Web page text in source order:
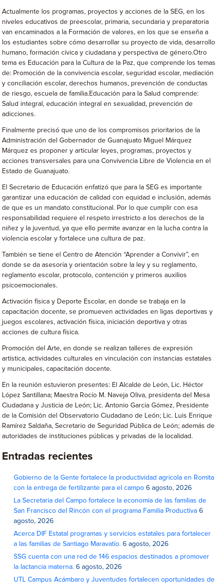
Actualmente los programas, proyectos y acciones de la SEG, en los
niveles educativos de preescolar, primaria, secundaria y preparatoria
van encaminados a la Formación de valores, en los que se enseña a
los estudiantes sobre cómo desarrollar su proyecto de vida, desarrollo
humano, formación cívica y ciudadana y perspectiva de género.Otro
tema es Educación para la Cultura de la Paz, que comprende los temas
de: Promoción de la convivencia escolar, seguridad escolar, mediación
y conciliación escolar, derechos humanos, prevención de conductas
de riesgo, escuela de familia.Educación para la Salud comprende:
Salud integral, educación integral en sexualidad, prevención de
adicciones.
Finalmente precisó que uno de los compromisos prioritarios de la
Administración del Gobernador de Guanajuato Miguel Márquez
Márquez es proponer y articular leyes, programas, proyectos y
acciones transversales para una Convivencia Libre de Violencia en el
Estado de Guanajuato.
El Secretario de Educación enfatizó que para la SEG es importante
garantizar una educación de calidad con equidad e inclusión, además
de que es un mandato constitucional. Por lo que cumplir con esa
responsabilidad requiere el respeto irrestricto a los derechos de la
niñez y la juventud, ya que ello permite avanzar en la lucha contra la
violencia escolar y fortalece una cultura de paz.
También se tiene el Centro de Atención “Aprender a Convivir”, en
donde se da asesoría y orientación sobre la ley y su reglamento,
reglamento escolar, protocolo, contención y primeros auxilios
psicoemocionales.
Activación física y Deporte Escolar, en donde se trabaja en la
capacitación docente, se promueven actividades en ligas deportivas y
juegos escolares, activación física, iniciación deportiva y otras
acciones de cultura física.
Promoción del Arte, en donde se realizan talleres de expresión
artística, actividades culturales en vinculación con instancias estatales
y municipales, capacitación docente.
En la reunión estuvieron presentes: El Alcalde de León, Lic. Héctor
López Santillana; Maestra Rocío M. Naveja Oliva, presidenta del Mesa
Ciudadana y Justicia de León; Lic. Antonio García Gómez, Presidente
de la Comisión del Observatorio Ciudadano de León; Lic. Luis Enrique
Ramírez Saldaña, Secretario de Seguridad Pública de León; además de
autoridades de instituciones públicas y privadas de la localidad.
Entradas recientes
Gobierno de la Gente fortalece la productividad agrícola en Romita
con la entrega de fertilizante para el campo 6 agosto, 2026
La Secretaria del Campo fortalece la economía de las familias de
San Francisco del Rincón con el programa Familia Productiva 6
agosto, 2026
Acerca DIF Estatal programas y servicios estatales para fortalecer
a las familias de Santiago Maravatío. 6 agosto, 2026
SSG cuenta con una red de 146 espacios destinados a promover
la lactancia materna. 6 agosto, 2026
UTL Campus Acámbaro y Juventudes fortalecen oportunidades de